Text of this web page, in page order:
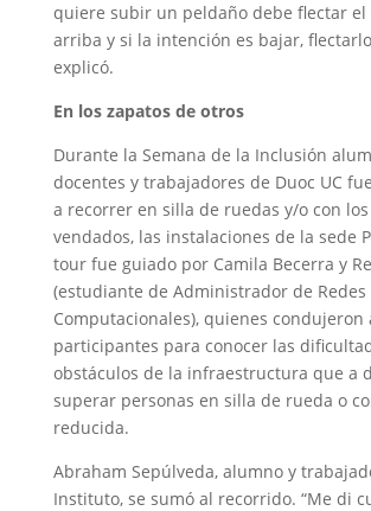
quiere subir un peldaño debe flectar el
arriba y si la intención es bajar,
explicó.
En los zapatos de otros
Durante la Semana de la Inclusión
docentes y trabajadores de Duoc UC
a recorrer en silla de ruedas y/o con los
vendados, las instalaciones de la sede
tour fue guiado por Camila Becerra y
(estudiante de Administrador de Redes
Computacionales), quienes condujeron
participantes para conocer las
obstáculos de la infraestructura que a
superar personas en silla de rueda o
reducida.
Abraham Sepúlveda, alumno y
Instituto, se sumó al recorrido. “Me di